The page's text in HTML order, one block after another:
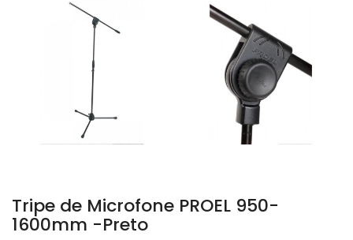
Tripe de Microfone PROEL 950-
1600mm -Preto